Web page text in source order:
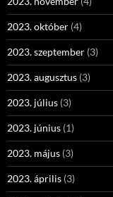
2023. október (4)
2023. szeptember (3)
2023. augusztus (3)
2023. július (3)
2023. június (1)
2023. május (3)
2023. április (3)